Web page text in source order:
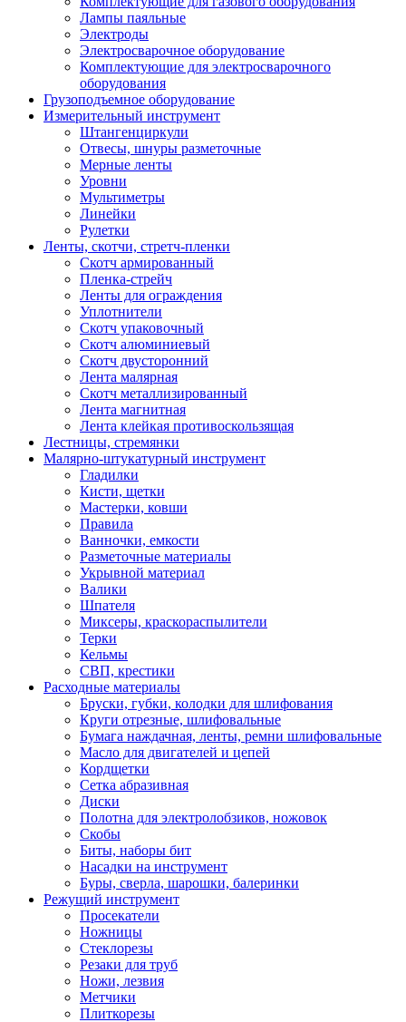
Лампы паяльные
Электроды
Электросварочное оборудование
Комплектующие для электросварочного
оборудования
Грузоподъемное оборудование
Измерительный инструмент
Штангенциркули
Отвесы, шнуры разметочные
Мерные ленты
Уровни
Мультиметры
Линейки
Рулетки
Ленты, скотчи, стретч-пленки
Скотч армированный
Пленка-стрейч
Ленты для ограждения
Уплотнители
Скотч упаковочный
Скотч алюминиевый
Скотч двусторонний
Лента малярная
Скотч металлизированный
Лента магнитная
Лента клейкая противоскользящая
Лестницы, стремянки
Малярно-штукатурный инструмент
Гладилки
Кисти, щетки
Мастерки, ковши
Правила
Ванночки, емкости
Разметочные материалы
Укрывной материал
Валики
Шпателя
Миксеры, краскораспылители
Терки
Кельмы
СВП, крестики
Расходные материалы
Бруски, губки, колодки для шлифования
Круги отрезные, шлифовальные
Бумага наждачная, ленты, ремни шлифовальные
Масло для двигателей и цепей
Кордщетки
Сетка абразивная
Диски
Полотна для электролобзиков, ножовок
Скобы
Биты, наборы бит
Насадки на инструмент
Буры, сверла, шарошки, балеринки
Режущий инструмент
Просекатели
Ножницы
Стеклорезы
Резаки для труб
Ножи, лезвия
Метчики
Плиткорезы